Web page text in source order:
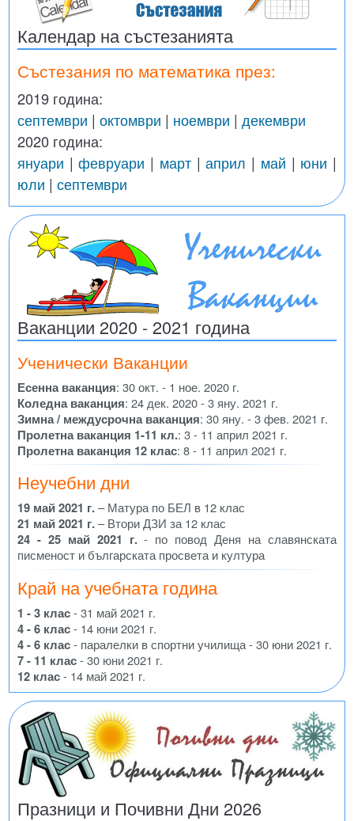
Календар на състезанията
Състезания по математика през:
2019 година:
септември | октомври | ноември | декември
2020 година:
януари |февруари | март|април | май | юни |
юли | септември
Ваканции 2020 - 2021 година
Ученически Ваканции
Есенна ваканция: 30 окт. - 1 ное. 2020 г.
Коледна ваканция: 24 дек. 2020 - 3 яну. 2021 г.
Зимна / междусрочна ваканция: 30 яну. - 3 фев. 2021 г.
Пролетна ваканция 1-11 кл.: 3 - 11 април 2021 г.
Пролетна ваканция 12 клас: 8 - 11 април 2021 г.
Неучебни дни
19 май 2021 г.– Матура по БЕЛ в 12 клас
21 май 2021 г.– Втори ДЗИ за 12 клас
24 - 25 май 2021 г.- по повод Деня на славянската
писменост и българската просвета и култура
Край на учебната година
1 - 3 клас- 31 май 2021 г.
4 - 6 клас- 14 юни 2021 г.
4 - 6 клас- паралелки в спортни училища - 30 юни 2021 г.
7 - 11 клас- 30 юни 2021 г.
12 клас- 14 май 2021 г.
Празници и Почивни Дни 2026